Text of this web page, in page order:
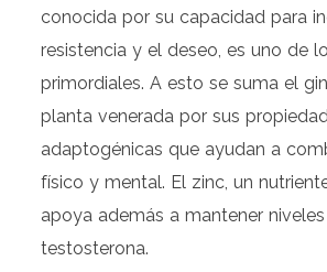
conocida por su capacidad para
resistencia y el deseo, es uno de
primordiales. A esto se suma el
planta venerada por sus
adaptogénicas que ayudan a
físico y mental. El zinc, un
apoya además a mantener
testosterona.